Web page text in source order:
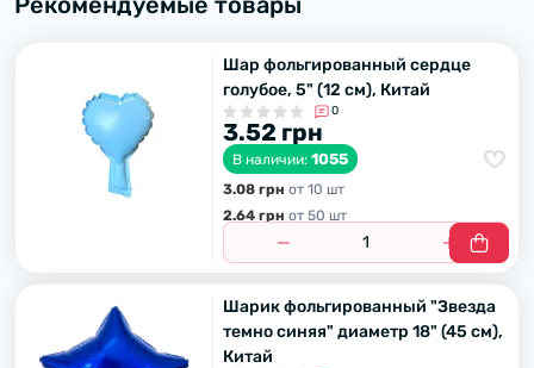
Шар фольгированный сердце
голубое, 5" (12 см), Китай
0
3.52 грн
В наличии: 1055
3.08 грн от 10 шт
2.64 грн от 50 шт
Шарик фольгированный "Звезда
темно синяя" диаметр 18" (45 см),
Китай